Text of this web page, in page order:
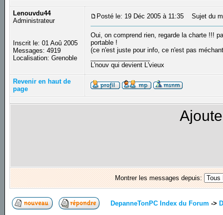
Lenouvdu44
Administrateur
Inscrit le: 01 Aoû 2005
Messages: 4919
Localisation: Grenoble
Posté le: 19 Déc 2005 à 11:35 Sujet du
Oui, on comprend rien, regarde la charte !!!
portable !
(ce n'est juste pour info, ce n'est pas
L'nouv qui devient L'vieux
Revenir en haut de
page
Montrer les messages depuis:
DepanneTonPC Index du Forum ->